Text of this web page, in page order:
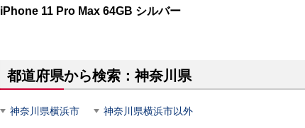
iPhone 11 Pro Max 64GB シルバー
都道府県から検索：神奈川県
神奈川県横浜市 神奈川県横浜市以外